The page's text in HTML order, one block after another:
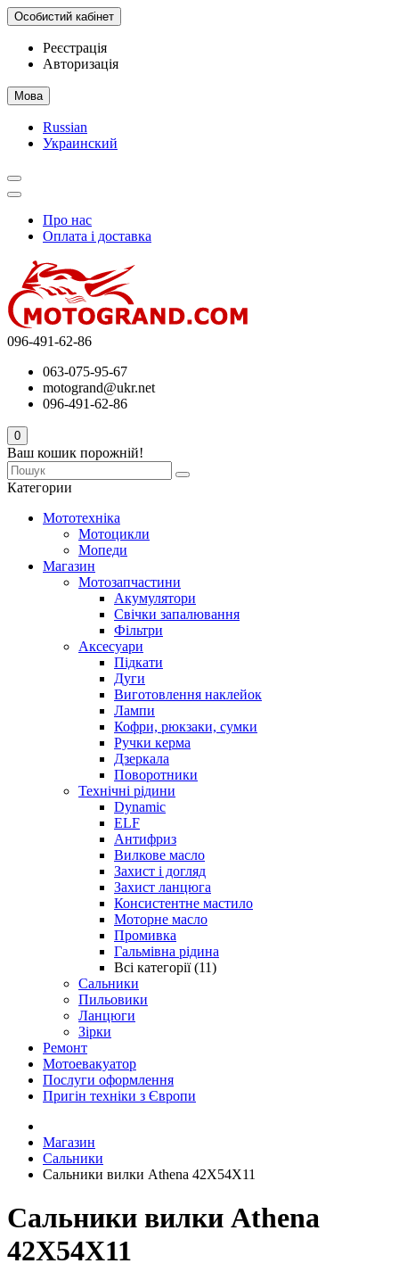
Особистий кабінет
Реєстрація
Авторизація
Мова
Russian
Украинский
Про нас
Оплата і доставка
096-491-62-86
063-075-95-67
motogrand@ukr.net
096-491-62-86
0
Ваш кошик порожній!
Категории
Мототехніка
Мотоцикли
Мопеди
Магазин
Мотозапчастини
Акумулятори
Свічки запалювання
Фільтри
Аксесуари
Підкати
Дуги
Виготовлення наклейок
Лампи
Кофри, рюкзаки, сумки
Ручки керма
Дзеркала
Поворотники
Технічні рідини
Dynamic
ELF
Антифриз
Вилкове масло
Захист і догляд
Захист ланцюга
Консистентне мастило
Моторне масло
Промивка
Гальмівна рідина
Всі категорії (11)
Сальники
Пильовики
Ланцюги
Зірки
Ремонт
Мотоевакуатор
Послуги оформлення
Пригін техніки з Європи
Магазин
Сальники
Сальники вилки Athena 42X54X11
Сальники вилки Athena
42X54X11